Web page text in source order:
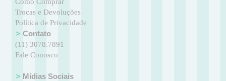
Trocas e Devoluções
Política de Privacidade
Contato
(11) 3078.7891
Fale Conosco
Mídias Sociais